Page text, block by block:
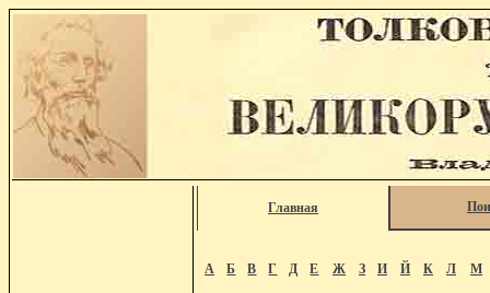
Главная
А Б В Г Д Е Ж З И Й К Л М